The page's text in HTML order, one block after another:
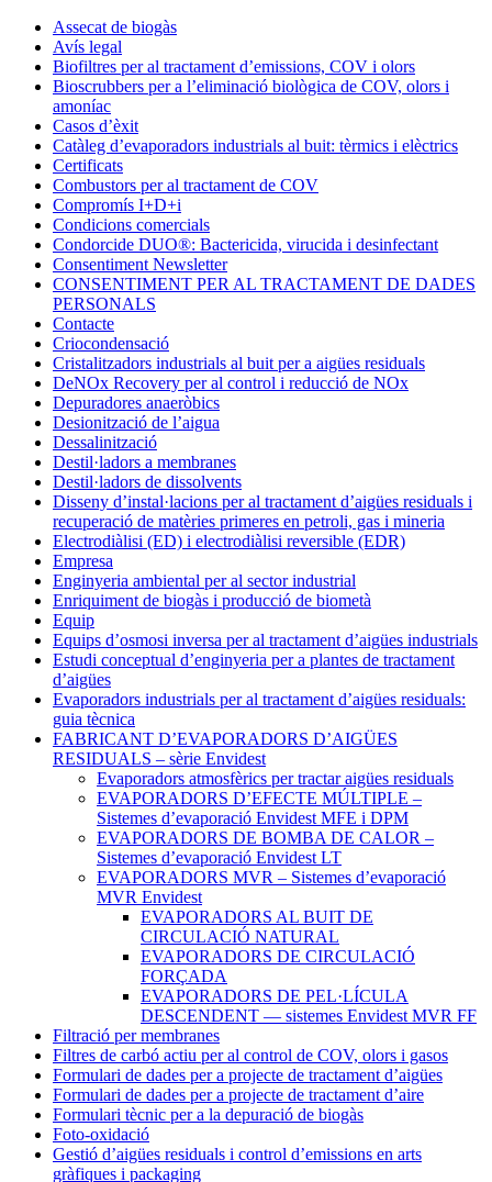
Condorchem
Enviro
Solutions
Assecat de biogàs
Avís legal
Biofiltres per al tractament d’emissions, COV i olors
Bioscrubbers per a l’eliminació biològica de COV, olors i
amoníac
Casos d’èxit
Catàleg d’evaporadors industrials al buit: tèrmics i elèctrics
Certificats
Combustors per al tractament de COV
Compromís I+D+i
Condicions comercials
Condorcide DUO®: Bactericida, virucida i desinfectant
Consentiment Newsletter
CONSENTIMENT PER AL TRACTAMENT DE DADES
PERSONALS
Contacte
Criocondensació
Cristalitzadors industrials al buit per a aigües residuals
DeNOx Recovery per al control i reducció de NOx
Depuradores anaeròbics
Desionització de l’aigua
Dessalinització
Destil·ladors a membranes
Destil·ladors de dissolvents
Disseny d’instal·lacions per al tractament d’aigües residuals i
recuperació de matèries primeres en petroli, gas i mineria
Electrodiàlisi (ED) i electrodiàlisi reversible (EDR)
Empresa
Enginyeria ambiental per al sector industrial
Enriquiment de biogàs i producció de biometà
Equip
Equips d’osmosi inversa per al tractament d’aigües industrials
Estudi conceptual d’enginyeria per a plantes de tractament
d’aigües
Evaporadors industrials per al tractament d’aigües residuals:
guia tècnica
FABRICANT D’EVAPORADORS D’AIGÜES
RESIDUALS – sèrie Envidest
Evaporadors atmosfèrics per tractar aigües residuals
EVAPORADORS D’EFECTE MÚLTIPLE –
Sistemes d’evaporació Envidest MFE i DPM
EVAPORADORS DE BOMBA DE CALOR –
Sistemes d’evaporació Envidest LT
EVAPORADORS MVR – Sistemes d’evaporació
MVR Envidest
EVAPORADORS AL BUIT DE
CIRCULACIÓ NATURAL
EVAPORADORS DE CIRCULACIÓ
FORÇADA
EVAPORADORS DE PEL·LÍCULA
DESCENDENT — sistemes Envidest MVR FF
Filtració per membranes
Filtres de carbó actiu per al control de COV, olors i gasos
Formulari de dades per a projecte de tractament d’aigües
Formulari de dades per a projecte de tractament d’aire
Formulari tècnic per a la depuració de biogàs
Foto-oxidació
Gestió d’aigües residuals i control d’emissions en arts
gràfiques i packaging